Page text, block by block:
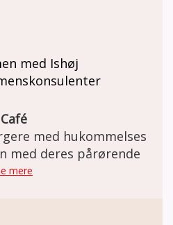
med Ishøj
Café
med hukommelses
med deres pårørende
mere